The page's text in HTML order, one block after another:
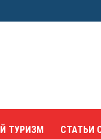
ТУРИЗМ СТАТЬИ